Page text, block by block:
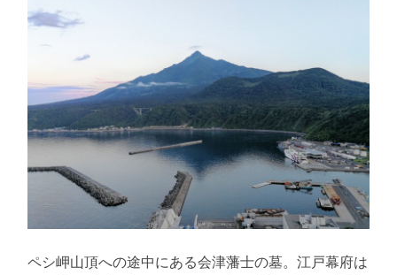
ペシ岬山頂への途中にある会津藩士の墓。江戸幕府は